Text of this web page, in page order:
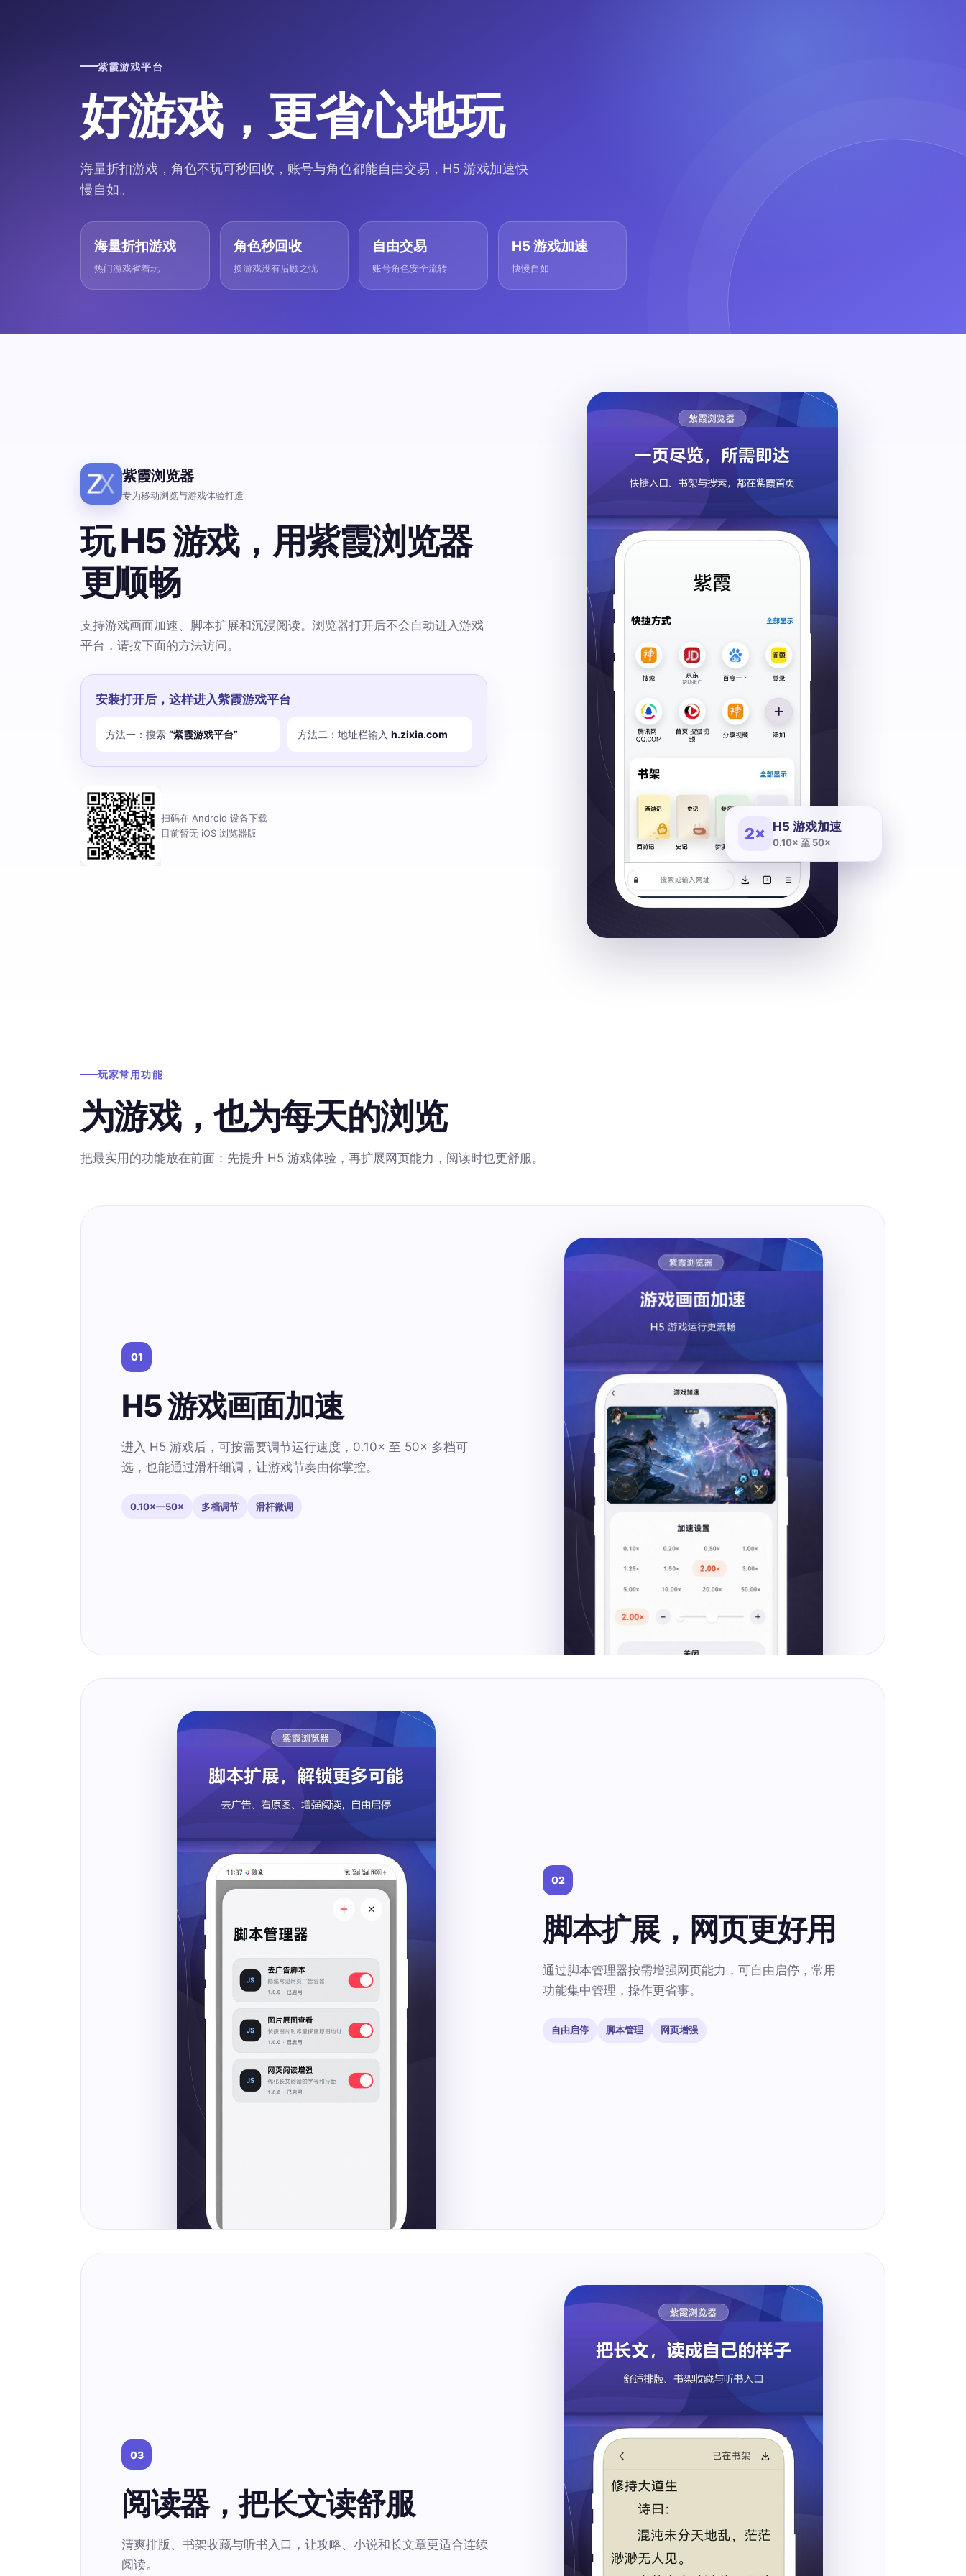
紫霞游戏平台
好游戏，更省心地玩
海量折扣游戏，角色不玩可秒回收，账号与角色都能自由交易，H5 游戏加速快
慢自如。
海量折扣游戏
热门游戏省着玩
角色秒回收
换游戏没有后顾之忧
自由交易
账号角色安全流转
H5 游戏加速
快慢自如
紫霞浏览器
专为移动浏览与游戏体验打造
玩 H5 游戏，用紫霞浏览器
更顺畅
支持游戏画面加速、脚本扩展和沉浸阅读。浏览器打开后不会自动进入游戏
平台，请按下面的方法访问。
安装打开后，这样进入紫霞游戏平台
方法一：搜索 “紫霞游戏平台” 方法二：地址栏输入 h.zixia.com
扫码在 Android 设备下载
目前暂无 iOS 浏览器版
2× H5 游戏加速
0.10× 至 50×
玩家常用功能
为游戏，也为每天的浏览
把最实用的功能放在前面：先提升 H5 游戏体验，再扩展网页能力，阅读时也更舒服。
01
H5 游戏画面加速
进入 H5 游戏后，可按需要调节运行速度，0.10× 至 50× 多档可
选，也能通过滑杆细调，让游戏节奏由你掌控。
0.10×—50× 多档调节 滑杆微调
02
脚本扩展，网页更好用
通过脚本管理器按需增强网页能力，可自由启停，常用
功能集中管理，操作更省事。
自由启停 脚本管理 网页增强
03
阅读器，把长文读舒服
清爽排版、书架收藏与听书入口，让攻略、小说和长文章更适合连续
阅读。